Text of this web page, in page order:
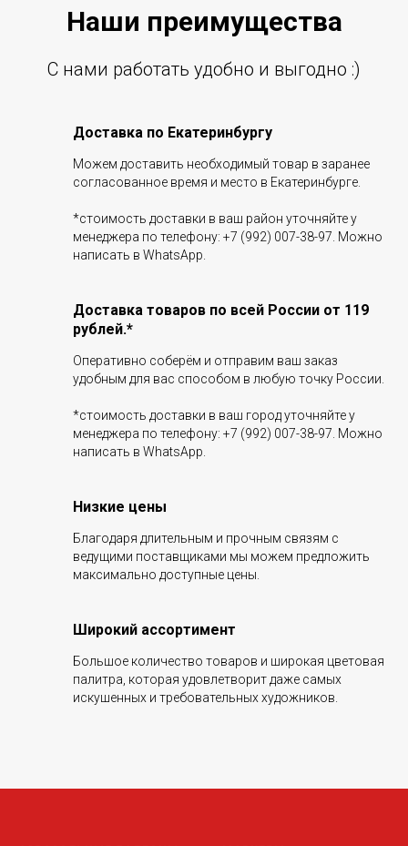
Наши преимущества
С нами работать удобно и выгодно :)
Доставка по Екатеринбургу
Можем доставить необходимый товар в заранее
согласованное время и место в Екатеринбурге.
*стоимость доставки в ваш район уточняйте у
менеджера по телефону: +7 (992) 007-38-97. Можно
написать в WhatsApp.
Доставка товаров по всей России от 119
рублей.*
Оперативно соберём и отправим ваш заказ
удобным для вас способом в любую точку России.
*стоимость доставки в ваш город уточняйте у
менеджера по телефону: +7 (992) 007-38-97. Можно
написать в WhatsApp.
Низкие цены
Благодаря длительным и прочным связям с
ведущими поставщиками мы можем предложить
максимально доступные цены.
Широкий ассортимент
Большое количество товаров и широкая цветовая
палитра, которая удовлетворит даже самых
искушенных и требовательных художников.